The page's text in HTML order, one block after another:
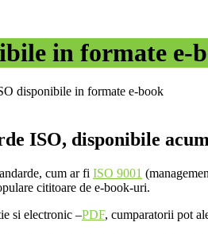
in formate e-
disponibile in formate e-book
ISO, disponibile
cum ar fi ISO 9001
cititoare de e-book-uri.
si electronic –PDF, cumparatorii pot